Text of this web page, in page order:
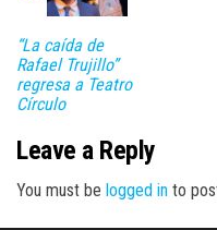
“La caída de
Rafael Trujillo”
regresa a Teatro
Círculo
Leave a Reply
You must be logged in to